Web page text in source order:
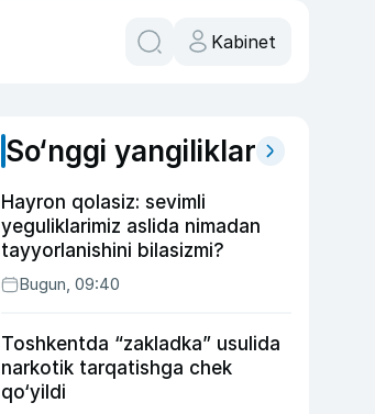
Kabinet
So‘nggi yangiliklar
Hayron qolasiz: sevimli
yeguliklarimiz aslida nimadan
tayyorlanishini bilasizmi?
Bugun, 09:40
Toshkentda “zakladka” usulida
narkotik tarqatishga chek
qo‘yildi